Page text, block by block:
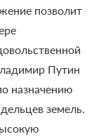
позволит
Путин
назначению
земель.